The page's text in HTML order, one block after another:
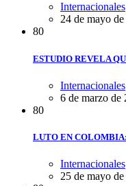
Internacionales
24 de mayo
80
ESTUDIO REVELA
Internacionales
6 de marzo de
80
LUTO EN
Internacionales
25 de mayo